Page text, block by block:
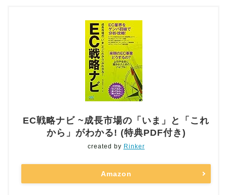
EC戦略ナビ ~成長市場の「いま」と「これ
から」がわかる! (特典PDF付き)
created by Rinker
Amazon